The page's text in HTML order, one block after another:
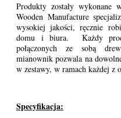
Produkty zostały wykonane
Wooden Manufacture
wysokiej jakości, ręcznie
domu i biura. Każdy
połączonych ze sobą
mianownik pozwala na
w zestawy, w ramach każdej z
Specyfikacja: